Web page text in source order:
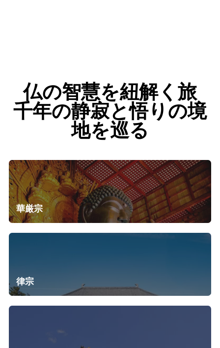
仏の智慧を紐解く旅
千年の静寂と悟りの境
地を巡る
華厳宗
律宗